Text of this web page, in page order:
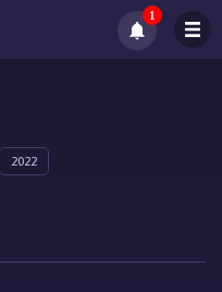
1
2022